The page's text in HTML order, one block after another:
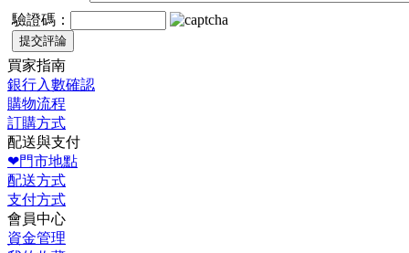
驗證碼：
買家指南
銀行入數確認
購物流程
訂購方式
配送與支付
❤門市地點
配送方式
支付方式
會員中心
資金管理